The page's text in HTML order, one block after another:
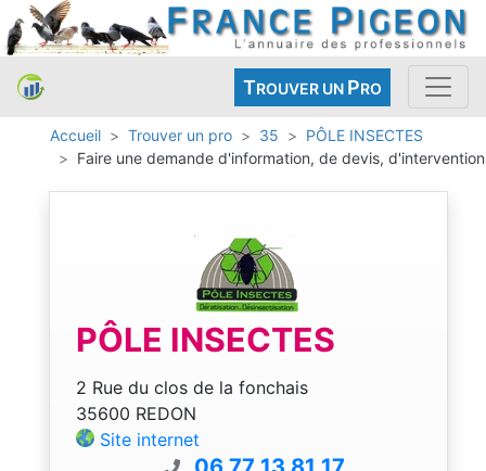
TROUVER UN PRO
Accueil Trouver un pro 35
PÔLE INSECTES
Faire une demande d'information, de devis, d'intervention
PÔLE INSECTES
2 Rue du clos de la fonchais
35600 REDON
Site internet